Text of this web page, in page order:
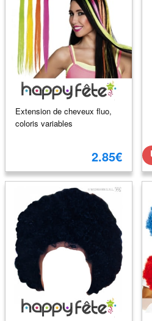
Extension de cheveux fluo,
coloris variables
2.85€